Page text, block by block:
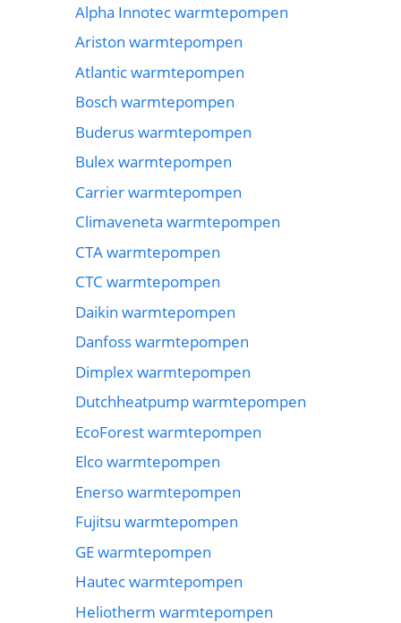
Alpha Innotec warmtepompen
Ariston warmtepompen
Atlantic warmtepompen
Bosch warmtepompen
Buderus warmtepompen
Bulex warmtepompen
Carrier warmtepompen
Climaveneta warmtepompen
CTA warmtepompen
CTC warmtepompen
Daikin warmtepompen
Danfoss warmtepompen
Dimplex warmtepompen
Dutchheatpump warmtepompen
EcoForest warmtepompen
Elco warmtepompen
Enerso warmtepompen
Fujitsu warmtepompen
GE warmtepompen
Hautec warmtepompen
Heliotherm warmtepompen